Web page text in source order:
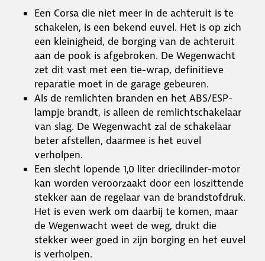
Een Corsa die niet meer in de achteruit is te
schakelen, is een bekend euvel. Het is op zich
een kleinigheid, de borging van de achteruit
aan de pook is afgebroken. De Wegenwacht
zet dit vast met een tie-wrap, definitieve
reparatie moet in de garage gebeuren.
Als de remlichten branden en het ABS/ESP-
lampje brandt, is alleen de remlichtschakelaar
van slag. De Wegenwacht zal de schakelaar
beter afstellen, daarmee is het euvel
verholpen.
Een slecht lopende 1,0 liter driecilinder-motor
kan worden veroorzaakt door een loszittende
stekker aan de regelaar van de brandstofdruk.
Het is even werk om daarbij te komen, maar
de Wegenwacht weet de weg, drukt die
stekker weer goed in zijn borging en het euvel
is verholpen.